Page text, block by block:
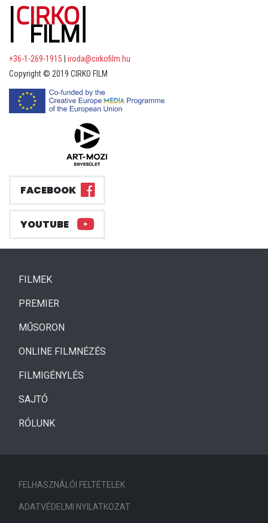
+36-1-269-1915
iroda@cirkofilm.hu
Copyright © 2019 CIRKO FILM
FACEBOOK
YOUTUBE
FILMEK(CURRENT)
PREMIER
MŰSORON
ONLINE FILMNÉZÉS
FILMIGÉNYLÉS
SAJTÓ
RÓLUNK
FELHASZNÁLÓI FELTÉTELEK
ADATVÉDELMI NYILATKOZAT